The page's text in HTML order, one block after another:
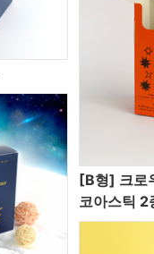
[B형] 크로
코아스틱 2